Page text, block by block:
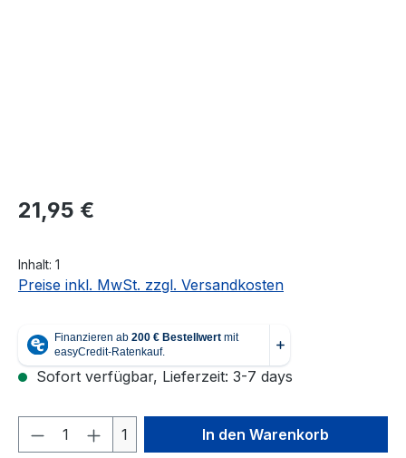
Regulärer Preis:
21,95 €
Inhalt: 1
Preise inkl. MwSt. zzgl. Versandkosten
Sofort verfügbar, Lieferzeit: 3-7 days
Produkt Anzahl: Gib den
1 In den Warenkorb